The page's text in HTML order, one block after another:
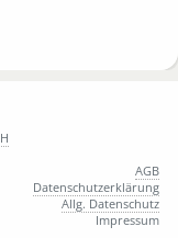
AGB
Datenschutzerklärung
Allg. Datenschutz
Impressum